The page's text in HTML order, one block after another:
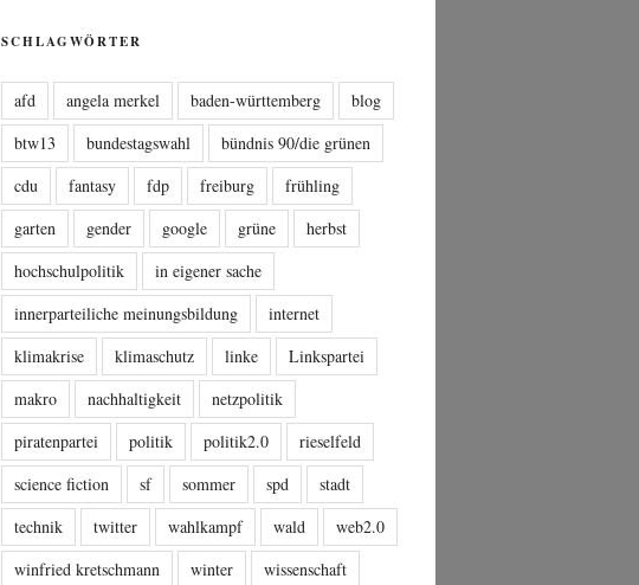
SCHLAGWÖRTER
afd angela merkel baden-württemberg
blog
btw13
bundestagswahl
bündnis 90/die grünen
cdu
fantasy fdp freiburg
frühling
garten
gender google grüne
herbst
hochschulpolitik
in eigener sache
innerparteiliche meinungsbildung
internet
klimakrise
klimaschutz linke
Linkspartei
makro
nachhaltigkeit
netzpolitik
piratenpartei
politik politik2.0
rieselfeld
science fiction
sf sommer spd
stadt
technik
twitter wahlkampf wald
web2.0
winfried kretschmann
winter wissenschaft